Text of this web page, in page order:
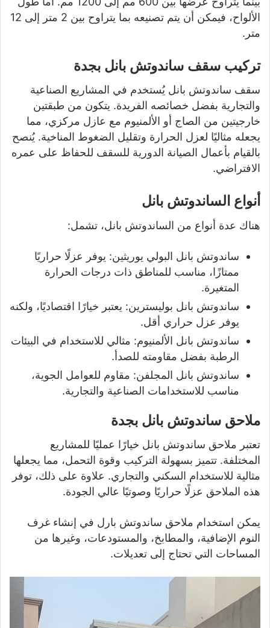
الألواح، فيمكن أن يتم تصنيعه بما يتراوح بين 2 متر إلى 12
متر.
تركيب سقف ساندوتش بانل بجدة
سقف ساندوتش بانل يُستخدم في المشاريع الصناعية
والتجارية بفضل خصائصه الفريدة. يتكون من طبقتين
خارجيتين من الصاج أو الألمنيوم مع عازل مركزي، مما
يجعله مثاليًا لعزل الحرارة وتقليل الضغوط المناخية. يُنصح
بالقيام بأعمال الصيانة الدورية للسقف للحفاظ على عمره
الافتراضي.
أنواع الساندوتش بانل
هناك عدة أنواع من الساندوتش بانل، تشمل:
ساندوتش بانل البولي يوريثين: يوفر عزلًا حراريًا
ممتازًا، مناسب للمناطق ذات درجات الحرارة
المتغيرة.
ساندوتش بانل بوليسترين: يعتبر خيارًا اقتصاديًا، ولكنه
يوفر عزل حراري أقل.
ساندوتش بانل الألمنيوم: مثالي للاستخدام في البيئات
الرطبة بفضل مقاومته للصدأ.
ساندوتش بانل المجلفن: مقاوم للعوامل الجوية،
مناسب للاستخدامات الصناعية والتجارية.
ملاحق ساندوتش بانل بجدة
تعتبر ملاحق ساندوتش بانل خيارًا عمليًا للمشاريع
المختلفة. تتميز بسهولة التركيب وقوة التحمل، مما يجعلها
مثالية للاستخدام السكني والتجاري. علاوة على ذلك، توفر
هذه الملاحق عزلًا حراريًا وصوتيًا عالي الجودة.
يمكن استخدام ملاحق ساندوتش بارل في إنشاء غرف
النوم الإضافية، والمطابخ، والمستودعات، وغيرها من
المساحات التي تحتاج إلى تعديلات.